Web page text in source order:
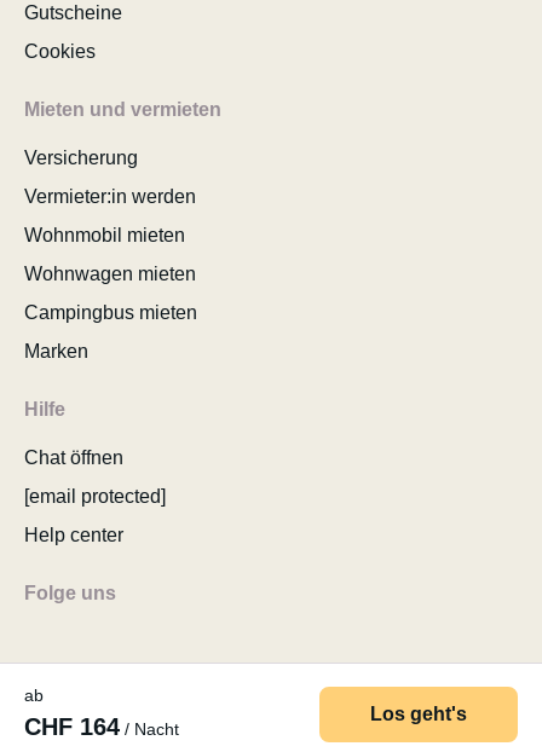
ab
CHF 164 / Nacht
Los geht's
Gutscheine
Cookies
Mieten und vermieten
Versicherung
Vermieter:in werden
Wohnmobil mieten
Wohnwagen mieten
Campingbus mieten
Marken
Hilfe
Chat öffnen
[email protected]
Help center
Folge uns
© 2026 MyCamper AG Datenschutzerklärung